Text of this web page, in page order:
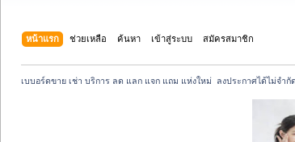
หน้าแรก ช่วยเหลือ ค้นหา เข้าสู่ระบบ สมัครสมาชิก
เบบอร์ดขาย เช่า บริการ ลด แลก แจก แถม แห่งใหม่  ลงประกาศได้ไม่จำกัด